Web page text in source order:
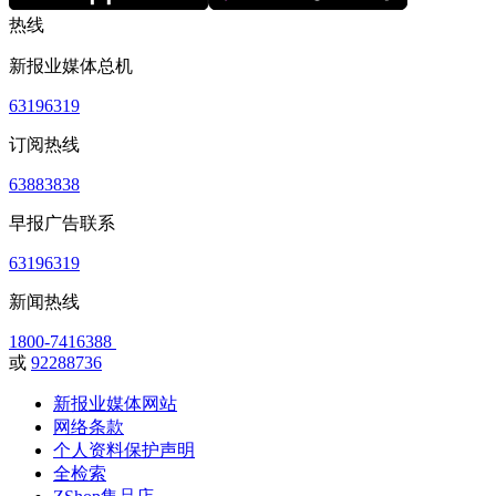
热线
新报业媒体总机
63196319
订阅热线
63883838
早报广告联系
63196319
新闻热线
1800-7416388
或 92288736
新报业媒体网站
网络条款
个人资料保护声明
全检索